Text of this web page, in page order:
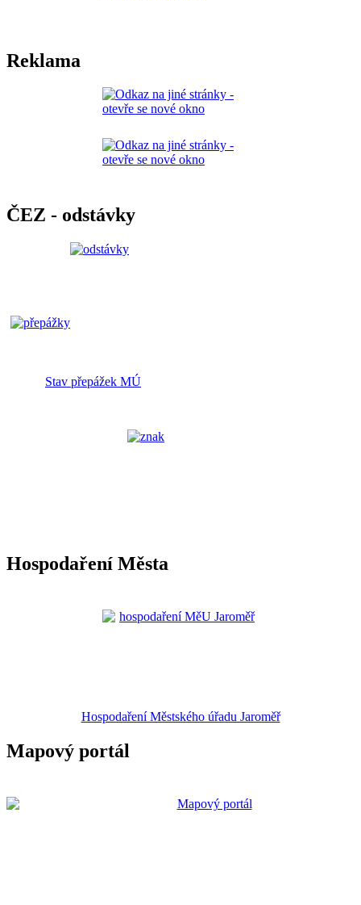
Reklama
ČEZ - odstávky
Stav přepážek MÚ
Hospodaření Města
Hospodaření Městského úřadu Jaroměř
Mapový portál